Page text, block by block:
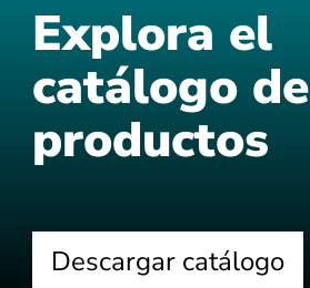
Explora el
catálogo de
productos
Descargar catálogo